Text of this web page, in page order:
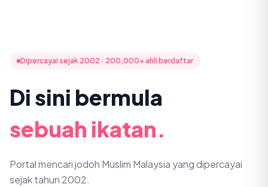
Dipercayai sejak 2002 · 200,000+ ahli berdaftar
Di sini bermula
sebuah ikatan.
Portal mencari jodoh Muslim Malaysia yang dipercayai
sejak tahun 2002.